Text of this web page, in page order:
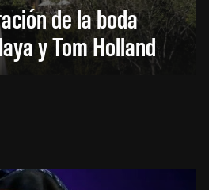
de la boda
y Tom Holland